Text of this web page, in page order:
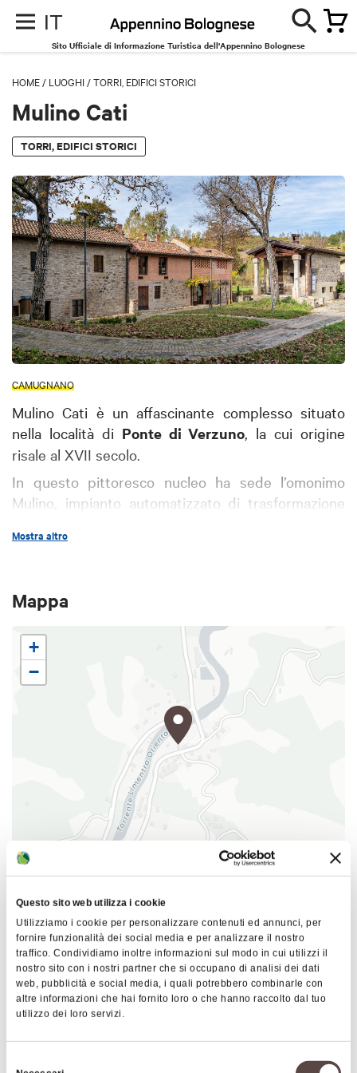
Questo sito web utilizza i cookie
Utilizziamo i cookie per personalizzare contenuti ed annunci, per
fornire funzionalità dei social media e per analizzare il nostro
traffico. Condividiamo inoltre informazioni sul modo in cui utilizzi il
nostro sito con i nostri partner che si occupano di analisi dei dati
web, pubblicità e social media, i quali potrebbero combinarle con
altre informazioni che hai fornito loro o che hanno raccolto dal tuo
utilizzo dei loro servizi.
IT
Sito Ufficiale di Informazione Turistica dell'Appennino Bolognese
HOME / LUOGHI /TORRI, EDIFICI STORICI
Mulino Cati
TORRI, EDIFICI STORICI
CAMUGNANO
Mulino Cati è un affascinante complesso situato
nella località di Ponte di Verzuno , la cui origine
risale al XVII secolo.
In questo pittoresco nucleo ha sede l’omonimo
Mulino, impianto automatizzato di trasformazione
lavorazione, da quello iniziale di pulitura dei chicchi
idraulica esterna, il Mulino fino ai tempi
della sua dismissione era utilizzato sia per
la macinazione del grano che per la
produzione di energia elettrica.
Nella sua area ospita anche lalocanda
all’interno dei locali della vecchia casa del mugnaio
e del fienile adibita alla ristorazione e degustazioni,
esposizione di prodotti del territorio, nonché a
laboratori di cucina.
Inoltre, ilMuseo della Molinatura
un'interessante prospettiva sulla storia e sulle
tecniche utilizzate nella macinazione del grano; il
giardino didattico, invece, oltre ad uno sguardo
sulla flora locale, fornisce anche un contesto
didattico per coloro che vogliono approfondire la
conoscenza della natura circostante.
Il mulino è anche sede delMuseo Mattei, dedicato
agli studi sull'elettromeopatia svolti dal conte.
Mostra altro
Mappa
+
−
OpenStreetMapcontributors © CARTO
SP62
40032 Camugnano
COME ARRIVARE
Interessi